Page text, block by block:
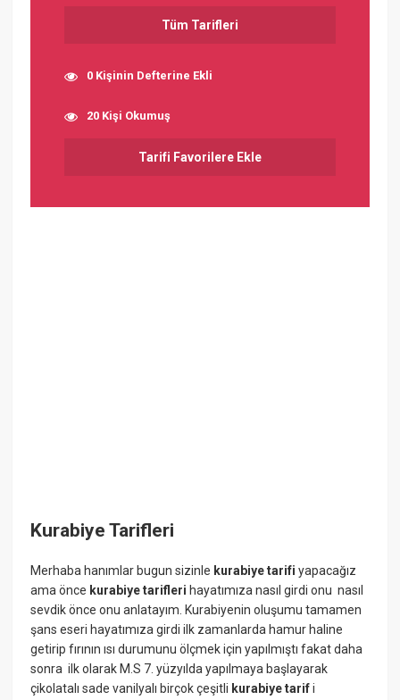
Tüm Tarifleri
0 Kişinin Defterine Ekli
20 Kişi Okumuş
Tarifi Favorilere Ekle
Kurabiye Tarifleri
Merhaba hanımlar bugun sizinle kurabiye tarifi yapacağız
ama önce kurabiye tarifleri hayatımıza nasıl girdi onu nasıl
sevdik önce onu anlatayım. Kurabiyenin oluşumu tamamen
şans eseri hayatımıza girdi ilk zamanlarda hamur haline
getirip fırının ısı durumunu ölçmek için yapılmıştı fakat daha
sonra ilk olarak M.S 7. yüzyılda yapılmaya başlayarak
çikolatalı sade vanilyalı birçok çeşitli kurabiye tarifi